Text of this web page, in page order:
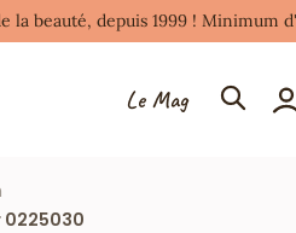
beauté, depuis 1999 ! Minimum
Le Mag